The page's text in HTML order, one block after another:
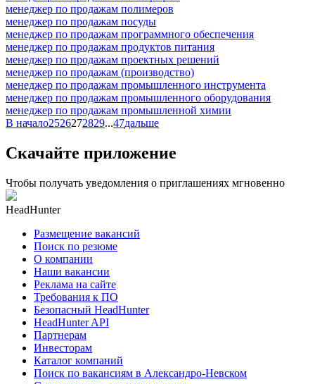
менеджер по продажам полимеров
менеджер по продажам посуды
менеджер по продажам программного обеспечения
менеджер по продажам продуктов питания
менеджер по продажам проектных решений
менеджер по продажам (производство)
менеджер по продажам промышленного инструмента
менеджер по продажам промышленного оборудования
менеджер по продажам промышленной химии
В начало2526272829...47дальше
Скачайте приложение
Чтобы получать уведомления о приглашениях мгновенно
HeadHunter
Размещение вакансий
Поиск по резюме
О компании
Наши вакансии
Реклама на сайте
Требования к ПО
Безопасный HeadHunter
HeadHunter API
Партнерам
Инвесторам
Каталог компаний
Поиск по вакансиям в Александро-Невском